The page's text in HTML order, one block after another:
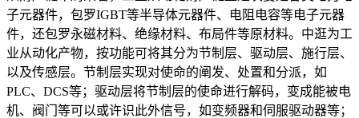
子元器件，包罗IGBT等半导体元器件、电阻电容等电子元器
件，还包罗永磁材料、绝缘材料、布局件等原材料。中逛为工
业从动化产物，按功能可将其分为节制层、驱动层、施行层、
以及传感层。节制层实现对使命的阐发、处置和分派，如
PLC、DCS等；驱动层将节制层的使命进行解码，变成能被电
机、阀门等可以或许识此外信号，如变频器和伺服驱动器等；